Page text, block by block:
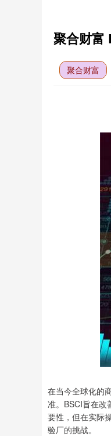
聚合财富
聚合财富
在当今全球化的
准。BSCI旨在改
要性，但在实际
验厂的挑战。
深